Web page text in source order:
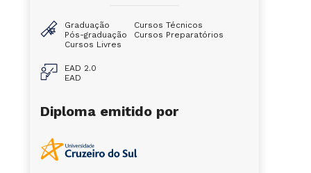
Graduação
Pós-graduação
Cursos Livres
Cursos Técnicos
Cursos Preparatórios
EAD 2.0
EAD
Diploma emitido por